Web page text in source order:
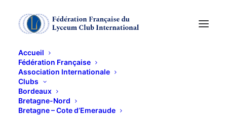
Accueil
Fédération Française
Association Internationale
Clubs
Bordeaux
Bretagne-Nord
Bretagne – Cote d’Emeraude